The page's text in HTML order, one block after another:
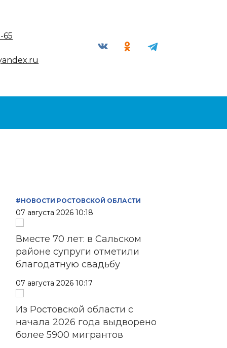
65
#НОВОСТИ РОСТОВСКОЙ ОБЛАСТИ
07 августа 2026 10:18
Вместе 70 лет: в Сальском
районе супруги отметили
благодатную свадьбу
07 августа 2026 10:17
Из Ростовской области с
начала 2026 года выдворено
более 5900 мигрантов